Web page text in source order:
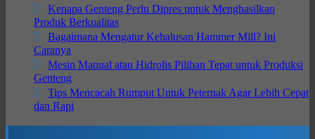
Kenapa Genteng Perlu Dipres untuk Menghasilkan
Produk Berkualitas
Bagaimana Mengatur Kehalusan Hammer Mill? Ini
Caranya
Mesin Manual atau Hidrolis Pilihan Tepat untuk Produksi
Genteng
Tips Mencacah Rumput Untuk Peternak Agar Lebih Cepat
dan Rapi